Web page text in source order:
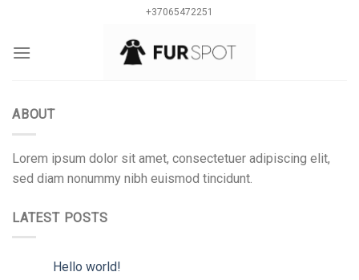
content
+37065472251
ABOUT
Lorem ipsum dolor sit amet, consectetuer adipiscing elit,
sed diam nonummy nibh euismod tincidunt.
LATEST POSTS
Hello world!